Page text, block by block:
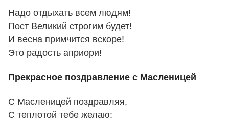
Надо отдыхать всем людям!
Пост Великий строгим будет!
И весна примчится вскоре!
Это радость априори!
Прекрасное поздравление с Масленицей
С Масленицей поздравляя,
С теплотой тебе желаю: